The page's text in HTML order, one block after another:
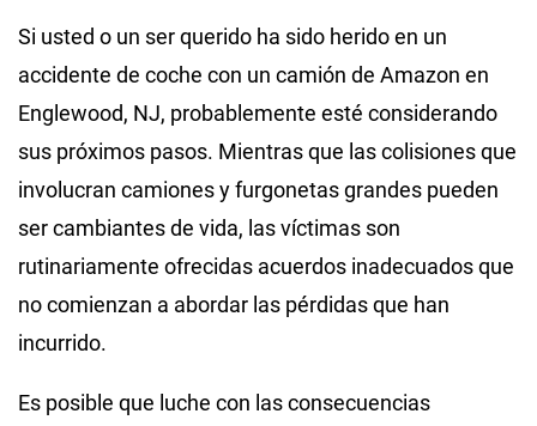
Si usted o un ser querido ha sido herido en un
accidente de coche con un camión de Amazon en
Englewood, NJ, probablemente esté considerando
sus próximos pasos. Mientras que las colisiones que
involucran camiones y furgonetas grandes pueden
ser cambiantes de vida, las víctimas son
rutinariamente ofrecidas acuerdos inadecuados que
no comienzan a abordar las pérdidas que han
incurrido.
Es posible que luche con las consecuencias